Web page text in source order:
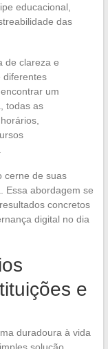
educacional,
das
de clareza e
diferentes
um
todas as
cerne de suas
Essa abordagem se
concretos
digital no dia
e
duradoura à vida